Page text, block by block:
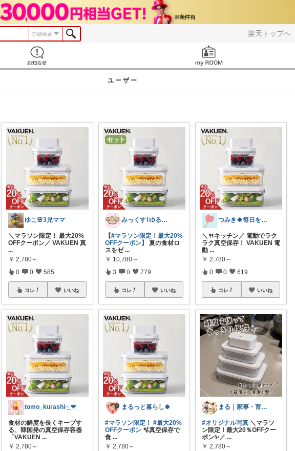
楽天トップへ
詳細検索
ユーザー
ゆこ🌸3児ママ
＼マラソン限定！ 最大20%
OFFクーポン／ VAKUEN 真
...
￥ 2,780～
0 0 585
コレ いいね
tomo_kurashi‪·͜· ❤︎‬
食材の鮮度を長くキープす
る、韓国発の真空保存容器
「VAKUEN ...
￥ 2,780～
みっくす⌇ゆる暮らし𓂃𖠿
【#マラソン限定！最大20%
OFFクーポン】
夏の食材ロ
スをゼ ...
￥ 10,780～
3 0 779
コレ いいね
まるっと暮らし🍀
#マラソン限定！ #最大20%
OFFクーポン 🫧真空保存で
食 ...
￥ 2,780～
つみき🍀毎日をご機嫌にする♡
＼🍴キッチン／ 電動でラク
ラク真空保存！ VAKUEN 電
動 ...
￥ 2,780～
0 0 619
コレ いいね
まる｜家事・育児の便利グッズ
#オリジナル写真 ＼マラソ
ン限定！最大20％OFFクー
ポン✨／ ...
￥ 2,780～